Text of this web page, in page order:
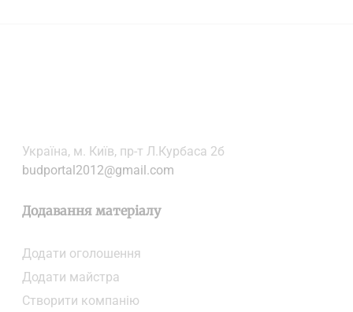
Українa, м. Київ, пр-т Л.Курбаса 2б
budportal2012@gmail.com
Додавання матеріалу
Додати oголошення
Додати майстра
Створити компанiю